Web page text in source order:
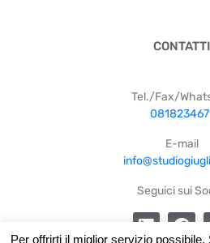
CONTATTI
Tel./Fax/
E-mail
Seguici sui
Per offrirti il miglior servizio